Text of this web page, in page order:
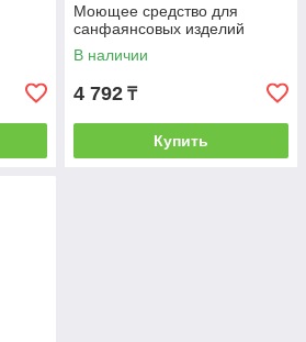
Моющее средство для
санфаянсовых изделий
В наличии
4 792 ₸
Купить